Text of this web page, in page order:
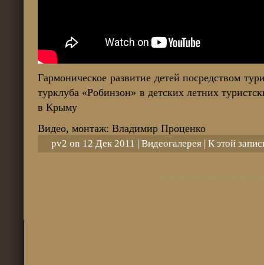
Гармоническое развитие детей посредством
турклуба «Робинзон» в детских летних
в Крыму
Видео, монтаж: Владимир Проценко
pv2 on 12 Дек 2011 | Видеогалерея| К этой